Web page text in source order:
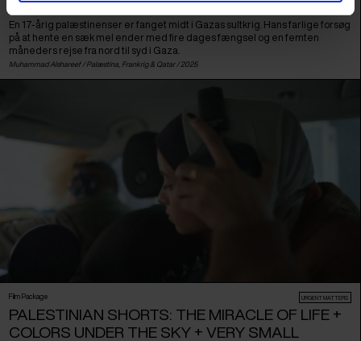
En 17-årig palæstinenser er fanget midt i Gazas sultkrig. Hans farlige forsøg
på at hente en sæk mel ender med fire dages fængsel og en femten
måneders rejse fra nord til syd i Gaza.
Muhammad Alshareef / Palæstina Frankrig& Qatar/ 2025
Film Package URGENT MATTERS
PALESTINIAN SHORTS: THE MIRACLE OF LIFE +
COLORS UNDER THE SKY + VERY SMALL